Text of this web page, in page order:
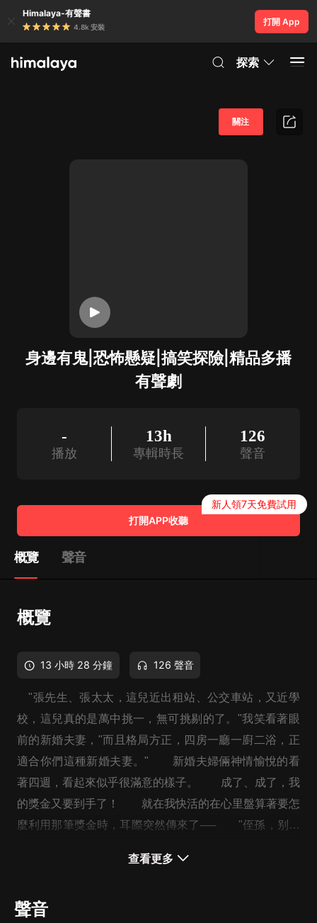
Himalaya-有聲書
4.8k 安裝
打開 App
探索
身邊有鬼|恐怖懸疑|搞笑探險|精品多播
有聲劇
關注
-
播放
13h
專輯時長
126
聲音
打開APP收聽
新人領7天免費試用
概覽 聲音
概覽
13 小時 28 分鐘 126 聲音
"張先生、張太太，這兒近出租站、公交車站，又近學
校，這兒真的是萬中挑一，無可挑剔的了。"我笑看著眼
前的新婚夫妻，"而且格局方正，四房一廳一廚二浴，正
適合你們這種新婚夫妻。" 新婚夫婦倆神情愉悅的看
著四週，看起來似乎很滿意的樣子。 成了、成了，我
的獎金又要到手了！ 就在我快活的在心里盤算著要怎
麼利用那筆獎金時，耳際突然傳來了── "侄孫，别妄
幫你預知未來，解決困難，你會……
查看更多
聲音